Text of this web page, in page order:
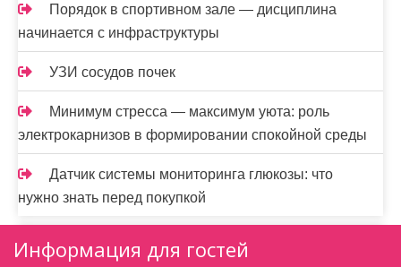
Порядок в спортивном зале — дисциплина
начинается с инфраструктуры
УЗИ сосудов почек
Минимум стресса — максимум уюта: роль
электрокарнизов в формировании спокойной среды
Датчик системы мониторинга глюкозы: что
нужно знать перед покупкой
Информация для гостей